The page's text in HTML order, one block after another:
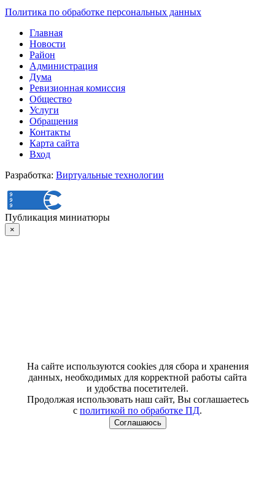
Политика по обработке персональных данных
Главная
Новости
Район
Администрация
Дума
Ревизионная комиссия
Общество
Услуги
Обращения
Контакты
Карта сайта
Вход
Разработка: Виртуальные технологии
Публикация миниатюры
×
На сайте используются cookies для сбора и хранения
данных, необходимых для корректной работы сайта
и удобства посетителей.
Продолжая использовать наш сайт, Вы соглашаетесь
с политикой по обработке ПД.
Соглашаюсь